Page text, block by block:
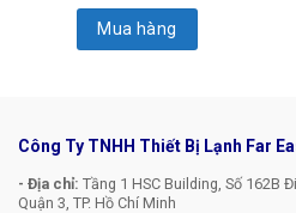
Mua hàng
Công Ty TNHH Thiết Bị Lạnh Far
- Địa chỉ: Tầng 1 HSC Building, Số 162B
Quận 3, TP. Hồ Chí Minh